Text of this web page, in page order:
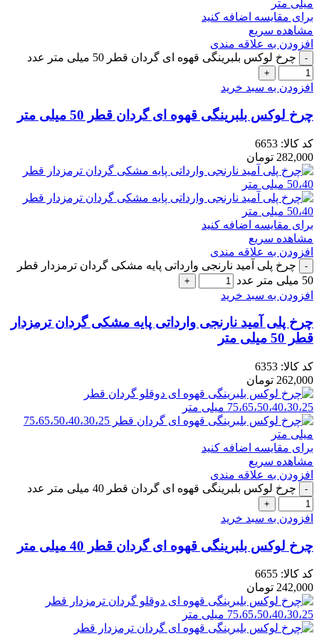
برای مقایسه اضافه کنید
مشاهده سریع
افزودن به علاقه مندی
چرخ لوکس بلبرینگی قهوه ای گردان قطر 50 میلی متر عدد
افزودن به سبد خرید
چرخ لوکس بلبرینگی قهوه ای گردان قطر 50 میلی متر
کد کالا: 6653
282,000 تومان
برای مقایسه اضافه کنید
مشاهده سریع
افزودن به علاقه مندی
چرخ پلی آمید نارنجی وارداتی پایه مشکی گردان ترمزدار قطر
50 میلی متر عدد
افزودن به سبد خرید
چرخ پلی آمید نارنجی وارداتی پایه مشکی گردان ترمزدار
قطر 50 میلی متر
کد کالا: 6353
262,000 تومان
برای مقایسه اضافه کنید
مشاهده سریع
افزودن به علاقه مندی
چرخ لوکس بلبرینگی قهوه ای گردان قطر 40 میلی متر عدد
افزودن به سبد خرید
چرخ لوکس بلبرینگی قهوه ای گردان قطر 40 میلی متر
کد کالا: 6655
242,000 تومان